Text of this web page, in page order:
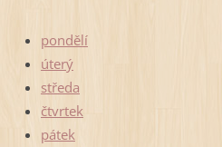
pondělí
úterý
středa
čtvrtek
pátek